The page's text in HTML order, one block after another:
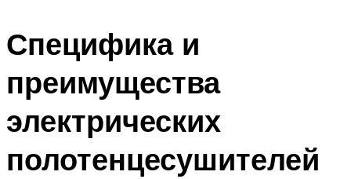
Специфика и
преимущества
электрических
полотенцесушителей